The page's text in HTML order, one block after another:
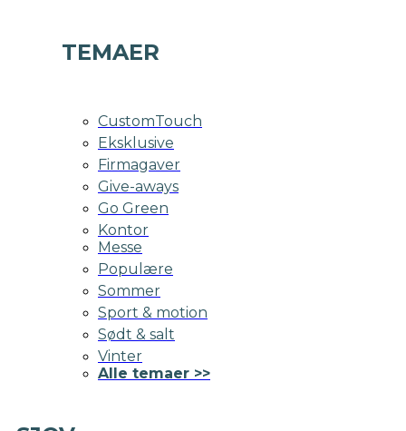
TEMAER
CustomTouch
Eksklusive
Firmagaver
Give-aways
Go Green
Kontor
Messe
Populære
Sommer
Sport & motion
Sødt & salt
Vinter
Alle temaer >>